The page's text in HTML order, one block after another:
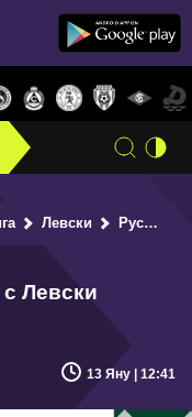
Левски Руснаци отмениха мача си с Левски
Левски
13 Яну | 12:41